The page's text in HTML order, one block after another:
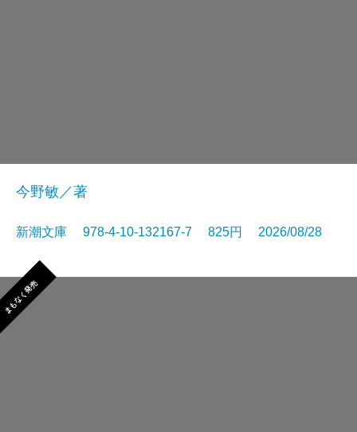
今野敏／著
新潮文庫 978-4-10-132167-7 825円 2026/08/28
まもなく発売